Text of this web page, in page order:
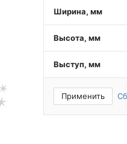
Ширина, мм
Высота, мм
Выступ, мм
Применить